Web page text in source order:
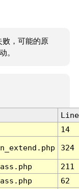
败，可能的原
。
Line
14
324
211
62